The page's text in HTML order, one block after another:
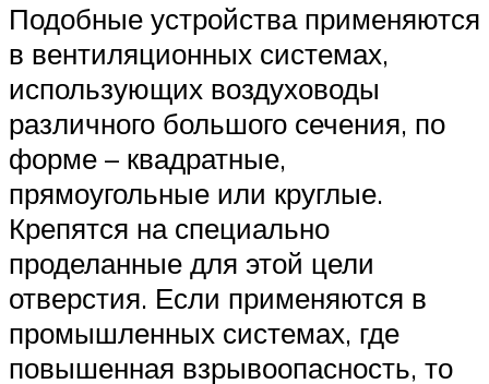
Подобные устройства применяются
в вентиляционных системах,
использующих воздуховоды
различного большого сечения, по
форме – квадратные,
прямоугольные или круглые.
Крепятся на специально
проделанные для этой цели
отверстия. Если применяются в
промышленных системах, где
повышенная взрывоопасность, то